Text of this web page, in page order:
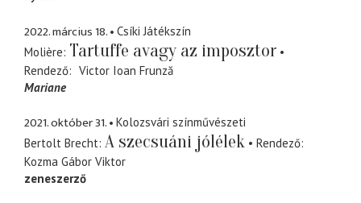
2022. március 18.
Csíki Játékszín
Molière Tartuffe avagy az imposztor
Rendező
Victor Ioan Frunză
Mariane
2021. október 31.
Kolozsvári színművészeti
Bertolt Brecht A szecsuáni jólélek
Rendező
Kozma Gábor Viktor
zeneszerző